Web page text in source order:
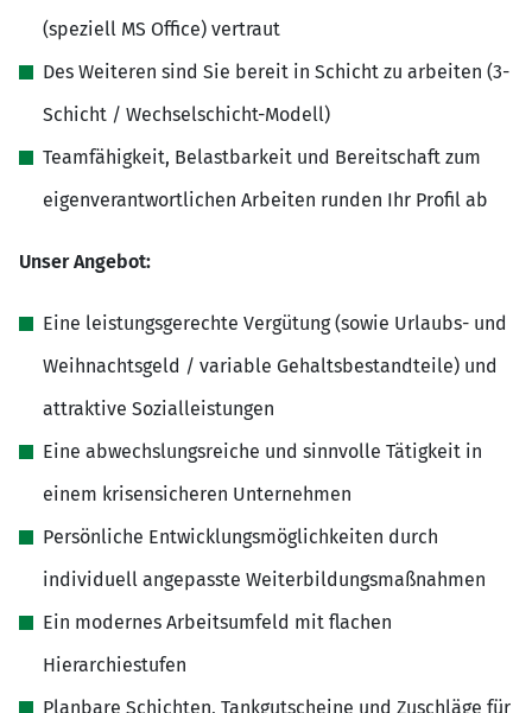
(speziell MS Office) vertraut
Des Weiteren sind Sie bereit in Schicht zu arbeiten (3-
Schicht / Wechselschicht-Modell)
Teamfähigkeit, Belastbarkeit und Bereitschaft zum
eigenverantwortlichen Arbeiten runden Ihr Profil ab
Unser Angebot:
Eine leistungsgerechte Vergütung (sowie Urlaubs- und
Weihnachtsgeld / variable Gehaltsbestandteile) und
attraktive Sozialleistungen
Eine abwechslungsreiche und sinnvolle Tätigkeit in
einem krisensicheren Unternehmen
Persönliche Entwicklungsmöglichkeiten durch
individuell angepasste Weiterbildungsmaßnahmen
Ein modernes Arbeitsumfeld mit flachen
Hierarchiestufen
Planbare Schichten, Tankgutscheine und Zuschläge für